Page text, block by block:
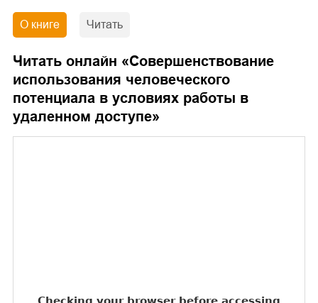
О книге Читать
Читать онлайн «Совершенствование
использования человеческого
потенциала в условиях работы в
удаленном доступе»